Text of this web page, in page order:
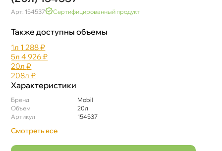
Арт: 154537 Сертифицированный продукт
Также доступны объемы
1л 1 288 ₽
5л 4 926 ₽
20л ₽
208л ₽
Характеристики
Бренд
Mobil
Объем
20л
Артикул
154537
Смотреть все